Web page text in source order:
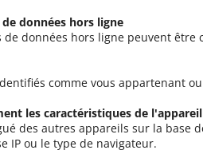
données hors ligne
données hors ligne peuvent être
comme vous appartenant
les caractéristiques de
des autres appareils sur la base
IP ou le type de navigateur.